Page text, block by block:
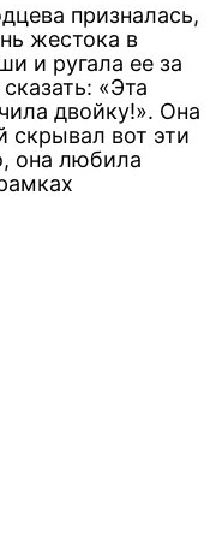
призналась,
жестока в
и ругала ее за
«Эта
двойку!». Она
скрывал вот эти
она любила